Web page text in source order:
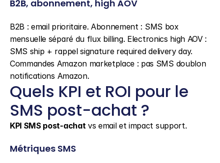
B2B, abonnement, high AOV
B2B : email prioritaire. Abonnement : SMS box
mensuelle séparé du flux billing. Electronics high AOV :
SMS ship + rappel signature required delivery day.
Commandes Amazon marketplace : pas SMS doublon
notifications Amazon.
Quels KPI et ROI pour le
SMS post-achat ?
KPI SMS post-achat vs email et impact support.
Métriques SMS